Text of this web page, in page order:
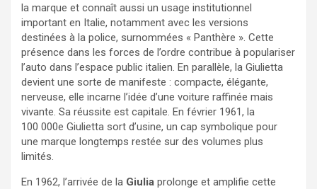
la marque et connaît aussi un usage institutionnel
important en Italie, notamment avec les versions
destinées à la police, surnommées « Panthère ». Cette
présence dans les forces de l’ordre contribue à populariser
l’auto dans l’espace public italien. En parallèle, la Giulietta
devient une sorte de manifeste : compacte, élégante,
nerveuse, elle incarne l’idée d’une voiture raffinée mais
vivante. Sa réussite est capitale. En février 1961, la
100 000e Giulietta sort d’usine, un cap symbolique pour
une marque longtemps restée sur des volumes plus
limités.
En 1962, l’arrivée de la Giulia prolonge et amplifie cette